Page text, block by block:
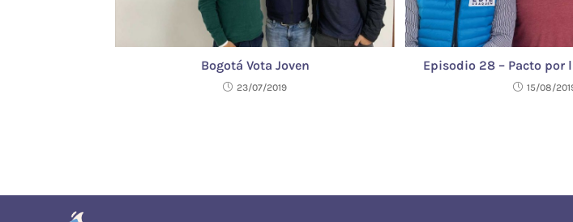
Bogotá Vota Joven
23/07/2019
Episodio 28 – Pacto por
15/08/